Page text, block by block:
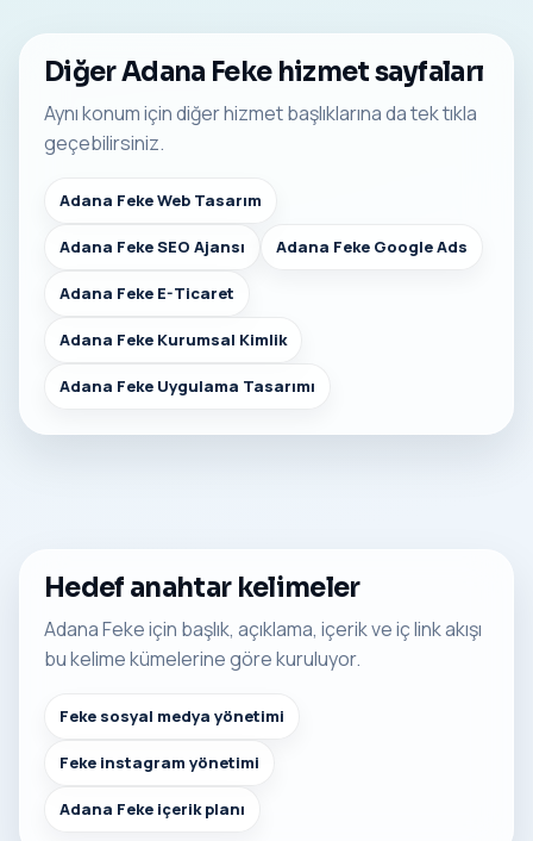
Diğer Adana Feke hizmet sayfaları
Aynı konum için diğer hizmet başlıklarına da tek tıkla
geçebilirsiniz.
Adana Feke Web Tasarım
Adana Feke SEO Ajansı Adana Feke Google Ads
Adana Feke E-Ticaret
Adana Feke Kurumsal Kimlik
Adana Feke Uygulama Tasarımı
Hedef anahtar kelimeler
Adana Feke için başlık, açıklama, içerik ve iç link akışı
bu kelime kümelerine göre kuruluyor.
Feke sosyal medya yönetimi
Feke instagram yönetimi
Adana Feke içerik planı